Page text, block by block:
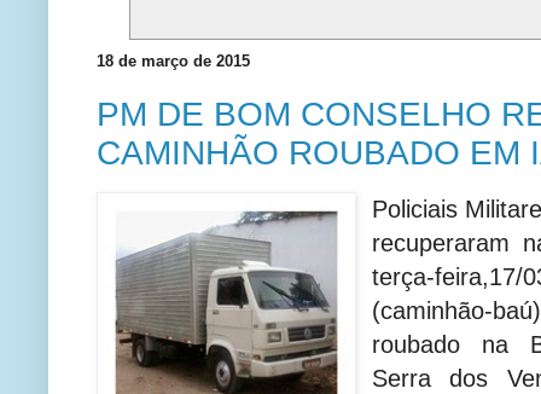
18 de março de 2015
PM DE BOM CONSELHO
CAMINHÃO ROUBADO EM
Policiais
recuperaram
terça-
(caminhão-
roubado na
Serra dos